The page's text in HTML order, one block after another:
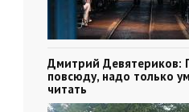
Дмитрий Девятериков:
повсюду, надо только
читать